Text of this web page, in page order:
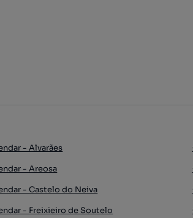
- Alvarães
- Areosa
- Castelo do Neiva
- Freixieiro de Soutelo